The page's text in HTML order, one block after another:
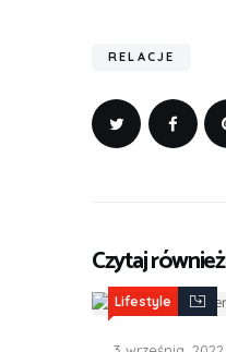
RELACJE
Czytaj również
Lifestyle